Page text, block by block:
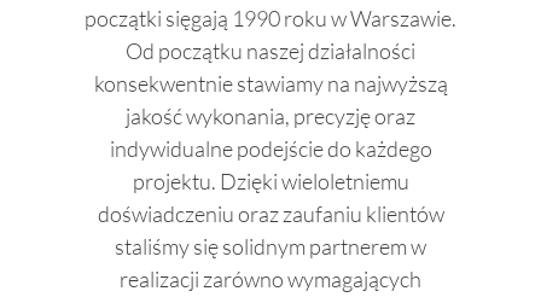
początki sięgają 1990 roku w Warszawie.
Od początku naszej działalności
konsekwentnie stawiamy na najwyższą
jakość wykonania, precyzję oraz
indywidualne podejście do każdego
projektu. Dzięki wieloletniemu
doświadczeniu oraz zaufaniu klientów
staliśmy się solidnym partnerem w
realizacji zarówno wymagających